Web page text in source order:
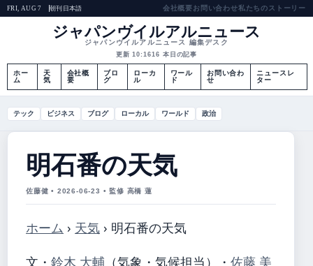
FRI, AUG 7 朝刊 日本語 会社概要お問い合わせ私たちのストーリー
ジャパンヴイルアルニュース
ジャパンヴイルアルニュース 編集デスク
更新 10:1616 本日の記事
ホー
ム
天
気
会社概
要
ブロ
グ
ローカ
ル
ワール
ド
お問い合わ
せ
ニュースレ
ター
テック ビジネス ブログ ローカル ワールド 政治
明石番の天気
佐藤健 • 2026-06-23 • 監修 高橋 蓮
ホーム › 天気 › 明石番の天気
文・ 鈴木 大輔 （気象・気候担当） ・ 佐藤 美